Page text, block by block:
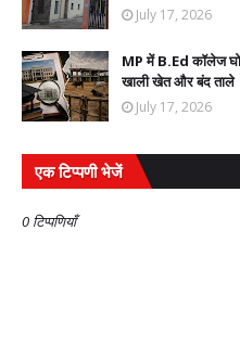
July 17, 2026
MP में B.Ed कॉलेज
खाली खेत और बंद ताले
July 17, 2026
एक टिप्पणी भेजें
0 टिप्पणियाँ